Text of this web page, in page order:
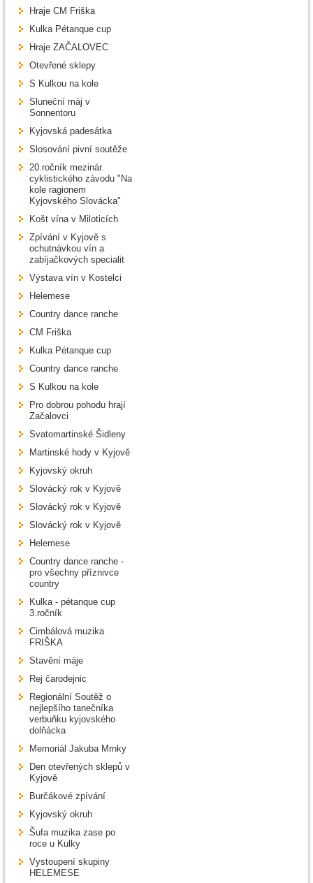
Hraje CM Friška
Kulka Pétanque cup
Hraje ZAČALOVEC
Otevřené sklepy
S Kulkou na kole
Sluneční máj v
Sonnentoru
Kyjovská padesátka
Slosování pivní soutěže
20.ročník mezinár.
cyklistického závodu "Na
kole ragionem
Kyjovského Slovácka"
Košt vína v Miloticích
Zpívání v Kyjově s
ochutnávkou vín a
zabíjačkových specialit
Výstava vín v Kostelci
Helemese
Country dance ranche
CM Friška
Kulka Pétanque cup
Country dance ranche
S Kulkou na kole
Pro dobrou pohodu hrají
Začalovci
Svatomartinské Šidleny
Martinské hody v Kyjově
Kyjovský okruh
Slovácký rok v Kyjově
Slovácký rok v Kyjově
Slovácký rok v Kyjově
Helemese
Country dance ranche -
pro všechny příznivce
country
Kulka - pétanque cup
3.ročník
Cimbálová muzika
FRIŠKA
Stavění máje
Rej čarodejnic
Regionální Soutěž o
nejlepšího tanečníka
verbuňku kyjovského
dolňácka
Memoriál Jakuba Mrnky
Den otevřených sklepů v
Kyjově
Burčákové zpívání
Kyjovský okruh
Šufa muzika zase po
roce u Kulky
Vystoupení skupiny
HELEMESE